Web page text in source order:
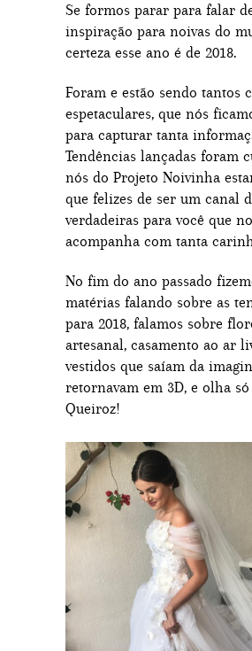
Se formos parar para falar
inspiração para noivas do
certeza esse ano é de 2018.
Foram e estão sendo tantos
espetaculares, que nós
para capturar tanta
Tendências lançadas foram
nós do Projeto Noivinha
que felizes de ser um canal
verdadeiras para você que
acompanha com tanta
No fim do ano passado
matérias falando sobre as
para 2018, falamos sobre
artesanal, casamento ao ar
vestidos que saíam da
retornavam em 3D, e olha
Queiroz!